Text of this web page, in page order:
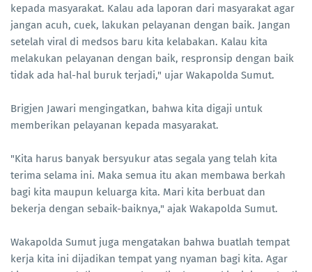
kepada masyarakat. Kalau ada laporan dari masyarakat agar
jangan acuh, cuek, lakukan pelayanan dengan baik. Jangan
setelah viral di medsos baru kita kelabakan. Kalau kita
melakukan pelayanan dengan baik, respronsip dengan baik
tidak ada hal-hal buruk terjadi," ujar Wakapolda Sumut.
Brigjen Jawari mengingatkan, bahwa kita digaji untuk
memberikan pelayanan kepada masyarakat.
"Kita harus banyak bersyukur atas segala yang telah kita
terima selama ini. Maka semua itu akan membawa berkah
bagi kita maupun keluarga kita. Mari kita berbuat dan
bekerja dengan sebaik-baiknya," ajak Wakapolda Sumut.
Wakapolda Sumut juga mengatakan bahwa buatlah tempat
kerja kita ini dijadikan tempat yang nyaman bagi kita. Agar